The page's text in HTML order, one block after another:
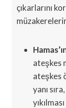
çıkarlarını
ateşkes
ateşkes
yanı